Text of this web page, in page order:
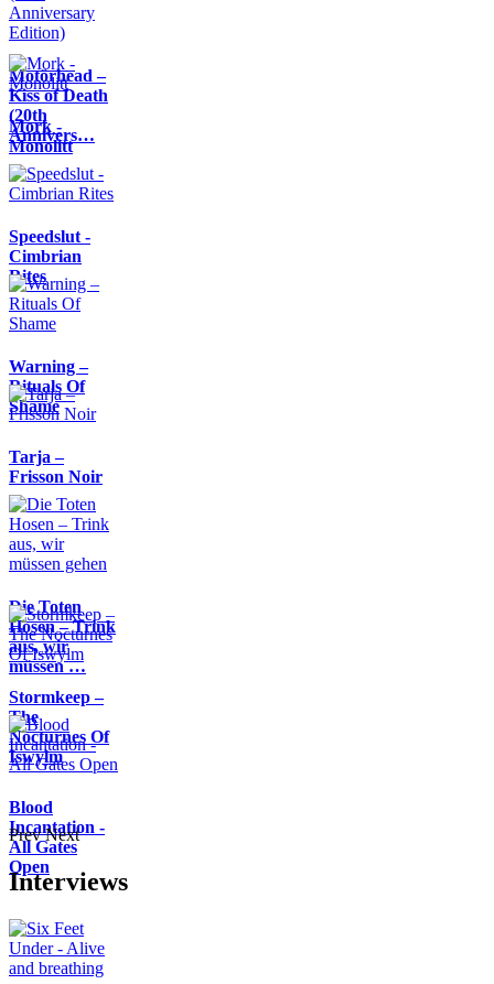
Motörhead –
Kiss of Death
(20th
Annivers…
Mork -
Monolitt
Speedslut -
Cimbrian
Rites
Warning –
Rituals Of
Shame
Tarja –
Frisson Noir
Die Toten
Hosen – Trink
aus, wir
müssen …
Stormkeep –
The
Nocturnes Of
Iswylm
Blood
Incantation -
All Gates
Open
Prev Next
Interviews